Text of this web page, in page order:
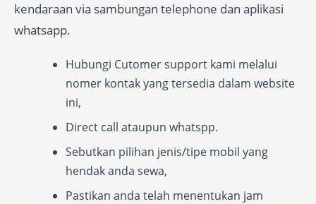
kendaraan via sambungan telephone dan aplikasi
whatsapp.
Hubungi Cutomer support kami melalui
nomer kontak yang tersedia dalam website
ini,
Direct call ataupun whatspp.
Sebutkan pilihan jenis/tipe mobil yang
hendak anda sewa,
Pastikan anda telah menentukan jam